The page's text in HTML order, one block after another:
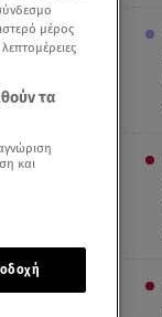
μέρος
τα
και